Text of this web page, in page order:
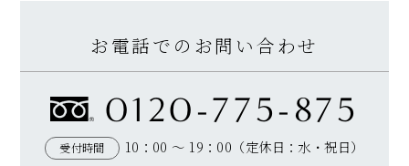
お電話でのお問い合わせ
0120-775-875
受付時間 10：00 ～ 19：00（定休日：水・祝日）